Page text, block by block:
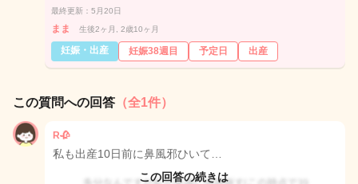
最終更新：5月20日
まま 生後2ヶ月, 2歳10ヶ月
妊娠・出産 妊娠38週目 予定日 出産
この質問への回答 （全1件）
R🥀
私も出産10日前に鼻風邪ひいて…
この回答の続きは